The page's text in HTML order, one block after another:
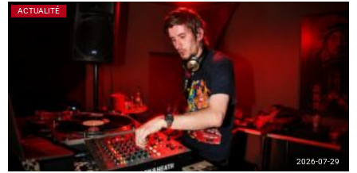
ACTUALITÉ
2026-07-29